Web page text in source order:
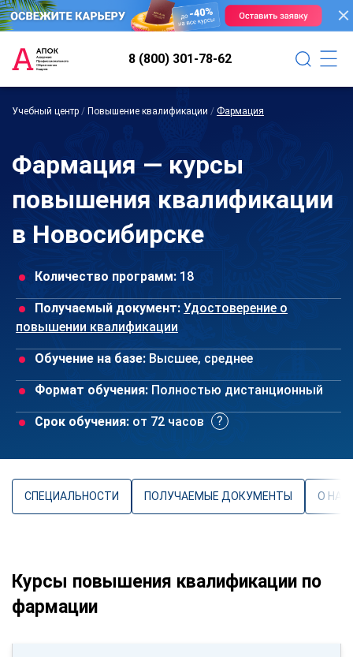
8 (800) 301-78-62
Учебный центр / Повышение квалификации / Фармация
Фармация — курсы
повышения квалификации
в Новосибирске
Количество программ: 18
Получаемый документ: Удостоверение о
повышении квалификации
Обучение на базе: Высшее, среднее
Формат обучения: Полностью дистанционный
Срок обучения: от 72 часов
СПЕЦИАЛЬНОСТИ ПОЛУЧАЕМЫЕ ДОКУМЕНТЫ О
Курсы повышения квалификации по
фармации